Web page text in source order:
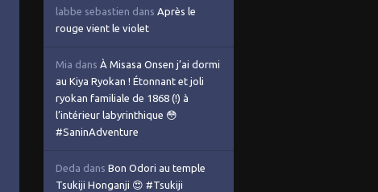
labbe sebastien dans Après le
rouge vient le violet
Mia dans À Misasa Onsen j’ai dormi
au Kiya Ryokan ! Étonnant et joli
ryokan familiale de 1868 (!) à
l’intérieur labyrinthique 😳
#SaninAdventure
Deda dans Bon Odori au temple
Tsukiji Honganji 😍 #Tsukiji